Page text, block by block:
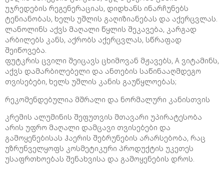
უჯრედების რეგენერაციას, დიდხანს ინარჩუნებს
ტენიანობას, ხელს უშლის გაღიზიანებას და აქერცვლას.
ლანოლინს აქვს მაღალი წყლის შეკავება, კარგად
არბილებს კანს, აქრობს აქერცვლას, სწრაფად
შეიწოვება.
ფუტკრის ცვილი შეიცავს ცხიმოვან მჟავებს, A ვიტამინს,
აქვს დამარბილებელი და ანთების საწინააღმდეგო
თვისებები, ხელს უშლის კანის გაუწყლოებას;
რეკომენდებულია მშრალი და ნორმალური კანისთვის
კრემის ალუმინის შეფუთვის მთავარი უპირატესობა
არის უფრო მაღალი დამცავი თვისებები და
გამოყენებისას ჰაერის შებრუნების არარსებობა, რაც
უზრუნველყოფს კოსმეტიკური პროდუქტის უკეთეს
უსაფრთხოებას შენახვისა და გამოყენების დროს.